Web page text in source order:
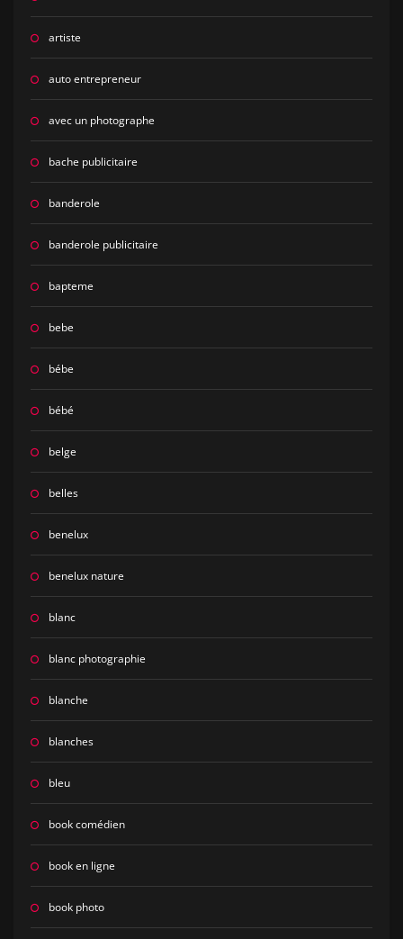
artiste
auto entrepreneur
avec un photographe
bache publicitaire
banderole
banderole publicitaire
bapteme
bebe
bébe
bébé
belge
belles
benelux
benelux nature
blanc
blanc photographie
blanche
blanches
bleu
book comédien
book en ligne
book photo